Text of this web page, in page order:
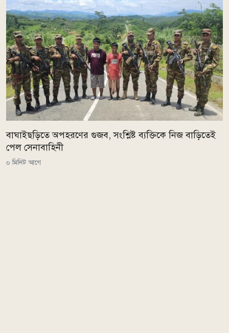
বাঘাইছড়িতে অপহরণের গুজব, সংশ্লিষ্ট ব্যক্তিকে নিজ বাড়িতেই
পেল সেনাবাহিনী
০ মিনিট আগে